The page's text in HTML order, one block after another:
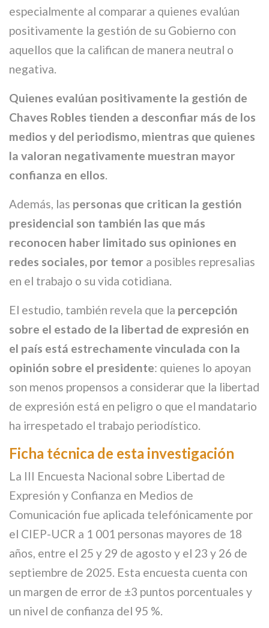
especialmente al comparar a quienes evalúan
positivamente la gestión de su Gobierno con
aquellos que la califican de manera neutral o
negativa.
Quienes evalúan positivamente la gestión de
Chaves Robles tienden a desconfiar más de los
medios y del periodismo, mientras que quienes
la valoran negativamente muestran mayor
confianza en ellos.
Además, las personas que critican la gestión
presidencial son también las que más
reconocen haber limitado sus opiniones en
redes sociales, por temor a posibles represalias
en el trabajo o su vida cotidiana.
El estudio, también revela que la percepción
sobre el estado de la libertad de expresión en
el país está estrechamente vinculada con la
opinión sobre el presidente: quienes lo apoyan
son menos propensos a considerar que la libertad
de expresión está en peligro o que el mandatario
ha irrespetado el trabajo periodístico.
Ficha técnica de esta investigación
La III Encuesta Nacional sobre Libertad de
Expresión y Confianza en Medios de
Comunicación fue aplicada telefónicamente por
el CIEP-UCR a 1 001 personas mayores de 18
años, entre el 25 y 29 de agosto y el 23 y 26 de
septiembre de 2025. Esta encuesta cuenta con
un margen de error de ±3 puntos porcentuales y
un nivel de confianza del 95 %.